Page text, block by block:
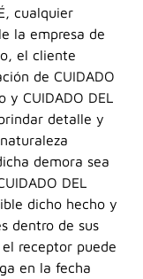
cualquier
la empresa de
el cliente
de CUIDADO
y CUIDADO DEL
detalle y
demora sea
DEL
dicho hecho y
dentro de sus
el receptor puede
en la fecha